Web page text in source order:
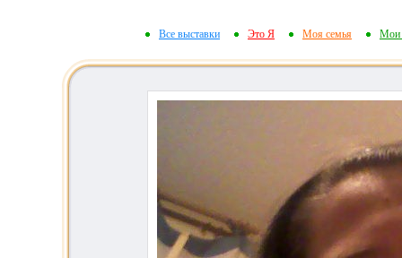
Все выставки Это Я Моя семья Мои